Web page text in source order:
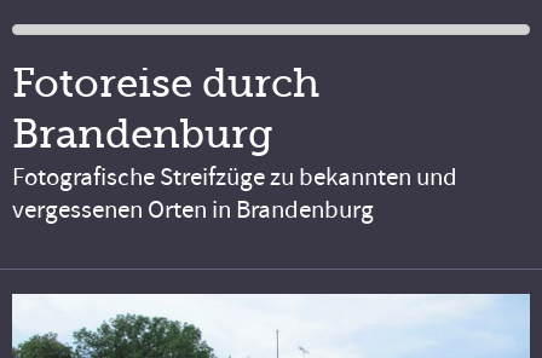
Fotoreise durch
Brandenburg
Fotografische Streifzüge zu bekannten und
vergessenen Orten in Brandenburg